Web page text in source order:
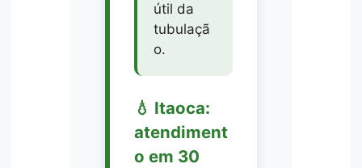
útil da
tubulaçã
o.
💧 Itaoca:
atendiment
o em 30